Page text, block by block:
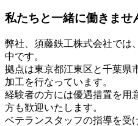
私たちと一緒に働きませ
弊社、須藤鉄工株式会社では
中です。
拠点は東京都江東区と千葉県
加工を行なっています。
経験者の方には優遇措置を用
方も歓迎いたします。
ベテランスタッフの指導を受